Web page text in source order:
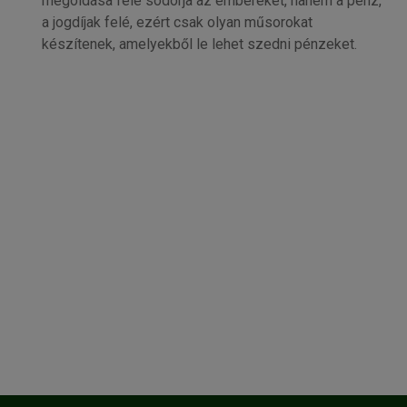
a jogdíjak felé, ezért csak olyan műsorokat
készítenek, amelyekből le lehet szedni pénzeket.